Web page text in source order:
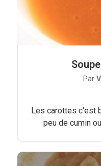
Par
Les carottes c'est
peu de cumin